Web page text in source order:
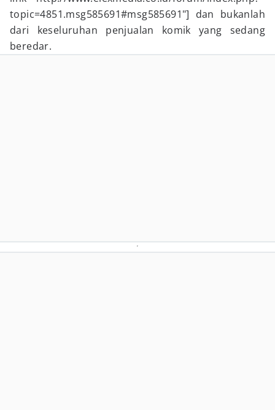
topic=4851.msg585691#msg585691"] dan bukanlah
dari keseluruhan penjualan komik yang sedang
beredar.